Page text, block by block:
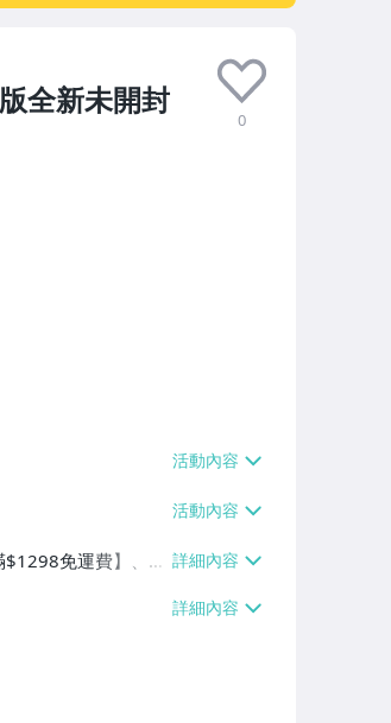
全新未開封
0
免運費】、7-
件運費$60、滿5件
、滿5件或消費滿